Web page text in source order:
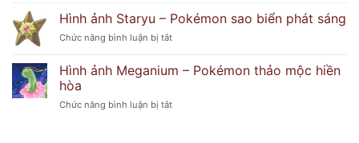
bí
hoa
duyên
dáng
ảnh
Froslass
–
băng
lẽo
Hình ảnh Staryu – Pokémon sao biển phát sáng
Chức năng bình luận bị tắtở
Staryu
Pokémon
Hình ảnh Meganium – Pokémon thảo mộc hiền
hòa
Chức năng bình luận bị tắtở